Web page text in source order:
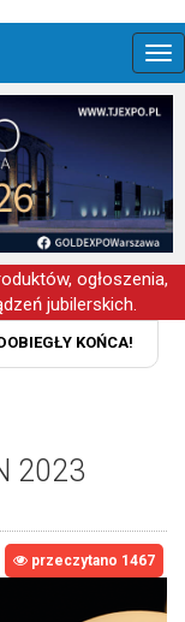
ogłoszenia,
jubilerskich.
KOŃCA!
2023
przeczytano 1467